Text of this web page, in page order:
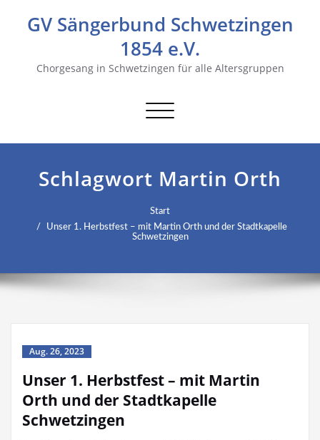
GV Sängerbund Schwetzingen
1854 e.V.
Chorgesang in Schwetzingen für alle Altersgruppen
Navigation
Schlagwort Martin Orth
Start
Unser 1. Herbstfest – mit Martin Orth und der Stadtkapelle
Schwetzingen
Aug. 26, 2023
Unser 1. Herbstfest – mit Martin
Orth und der Stadtkapelle
Schwetzingen